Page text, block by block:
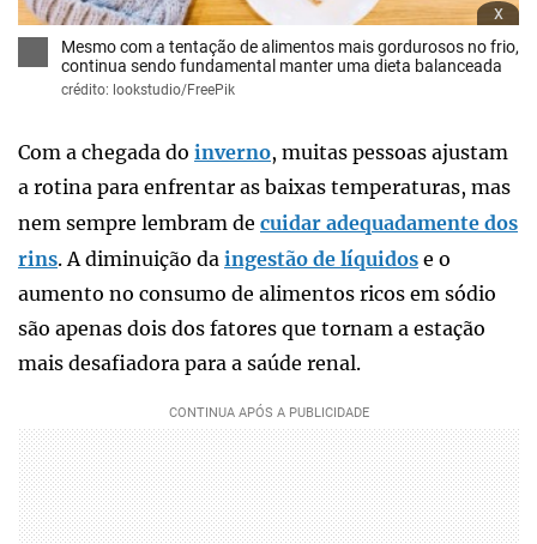
x
Mesmo com a tentação de alimentos mais gordurosos no frio,
continua sendo fundamental manter uma dieta balanceada
crédito: lookstudio/FreePik
Com a chegada do inverno, muitas pessoas ajustam
a rotina para enfrentar as baixas temperaturas, mas
nem sempre lembram de cuidar adequadamente dos
rins. A diminuição da ingestão de líquidos e o
aumento no consumo de alimentos ricos em sódio
são apenas dois dos fatores que tornam a estação
mais desafiadora para a saúde renal.